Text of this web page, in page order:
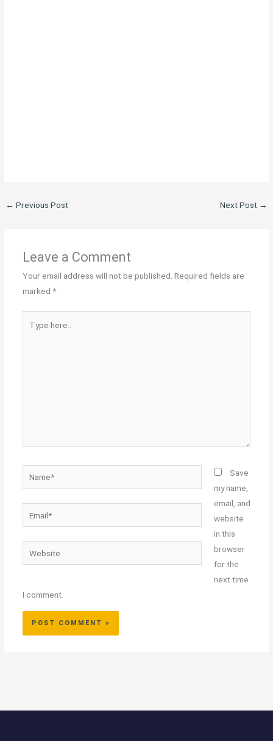
← Previous Post Next Post →
Leave a Comment
Your email address will not be published. Required fields are
marked *
here..
Website
Save
my name,
email, and
website
in this
browser
for the
next time
I comment.